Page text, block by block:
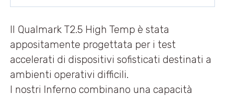
Il Qualmark T2.5 High Temp è stata
appositamente progettata per i test
accelerati di dispositivi sofisticati destinati a
ambienti operativi difficili.
I nostri Inferno combinano una capacità